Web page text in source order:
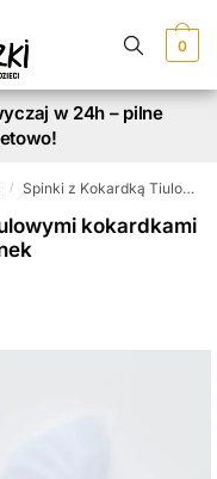
0
w 24h – pilne
/ Spinki z Kokardką Tiulową
kokardkami